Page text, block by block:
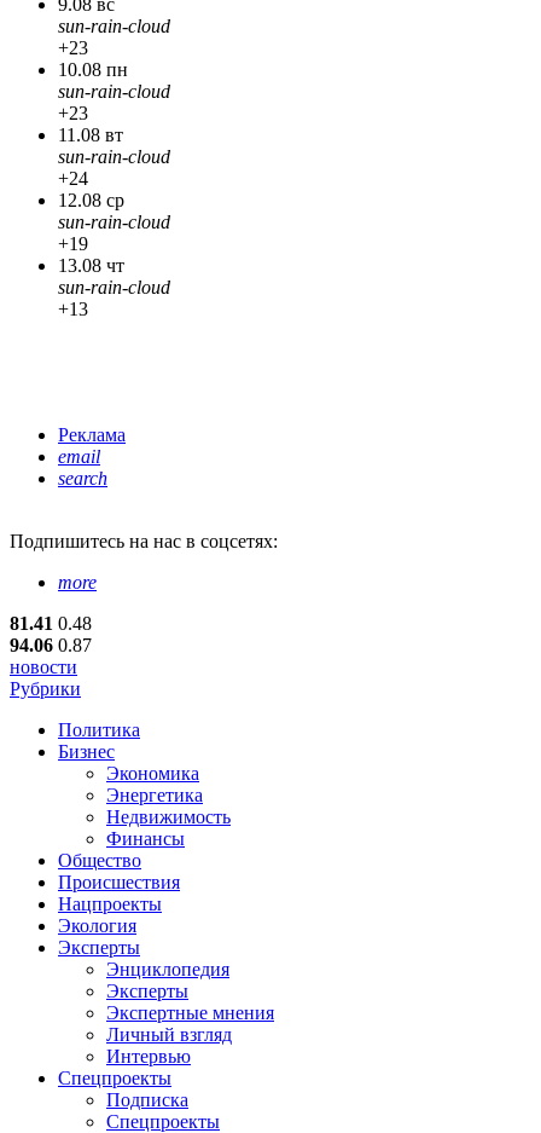
9.08 вс
sun-rain-cloud
+23
10.08 пн
sun-rain-cloud
+23
11.08 вт
sun-rain-cloud
+24
12.08 ср
sun-rain-cloud
+19
13.08 чт
sun-rain-cloud
+13
Реклама
email
search
Подпишитесь на нас в соцсетях:
more
81.41 0.48
94.06 0.87
новости
Рубрики
Политика
Бизнес
Экономика
Энергетика
Недвижимость
Финансы
Общество
Происшествия
Нацпроекты
Экология
Эксперты
Энциклопедия
Эксперты
Экспертные мнения
Личный взгляд
Интервью
Спецпроекты
Подписка
Спецпроекты